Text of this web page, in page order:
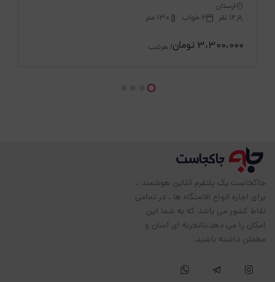
لرستان
12 نفر
2 خواب 130 متر
3،300،000 تومان / هرشب
جاکجاست یک پلتفرم آنلاین هوشمند ،
برای اجاره انواع اقامتگاه ها ، در تمامی
نقاط کشور می باشد که به شما این
امکان را می دهد،تاتجربه ای آسان و
مطمئن داشته باشید.